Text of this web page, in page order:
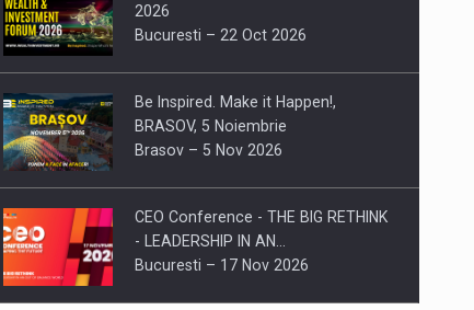
2026
Bucuresti – 22 Oct 2026
Be Inspired. Make it Happen!,
BRASOV, 5 Noiembrie
Brasov – 5 Nov 2026
CEO Conference - THE BIG RETHINK
- LEADERSHIP IN AN…
Bucuresti – 17 Nov 2026